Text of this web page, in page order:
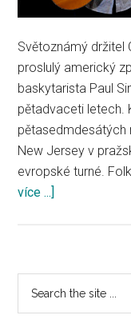
Světoznámý držitel
proslulý americký
baskytarista Paul
pětadvaceti letech.
pětasedmdesátých
New Jersey v
evropské turné.
více ...]
ZPĚVÁK
A
SKLADATEL
Primary
Sidebar